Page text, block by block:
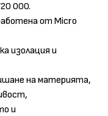
000.
от Мicro
изолация и
на материята,
и